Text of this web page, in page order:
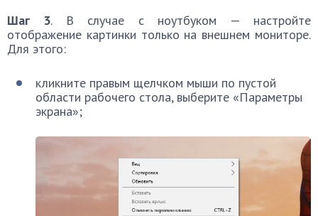
Шаг 3. В случае с ноутбуком — настройте
отображение картинки только на внешнем мониторе.
Для этого:
кликните правым щелчком мыши по пустой
области рабочего стола, выберите «Параметры
экрана»;